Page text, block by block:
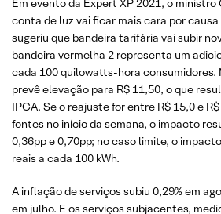
Em evento da Expert XP 2021, o ministro
conta de luz vai ficar mais cara por
sugeriu que bandeira tarifária vai subir
bandeira vermelha 2 representa um
cada 100 quilowatts-hora consumidores.
prevê elevação para R$ 11,50, o que
IPCA. Se o reajuste for entre R$ 15,0 e
fontes no início da semana, o impacto
0,36pp e 0,70pp; no caso limite, o
reais a cada 100 kWh.
A inflação de serviços subiu 0,29% em
em julho. E os serviços subjacentes,